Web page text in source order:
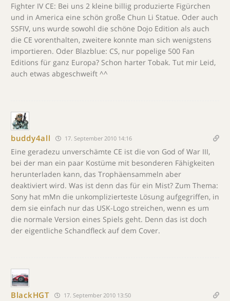
Fighter IV CE: Bei uns 2 kleine billig produzierte Figürchen
und in America eine schön große Chun Li Statue. Oder auch
SSFIV, uns wurde sowohl die schöne Dojo Edition als auch
die CE vorenthalten, zweitere konnte man sich wenigstens
importieren. Oder Blazblue: CS, nur popelige 500 Fan
Editions für ganz Europa? Schon harter Tobak. Tut mir Leid,
auch etwas abgeschweift ^^
buddy4all 17. September 2010 14:16
Eine geradezu unverschämte CE ist die von God of War III,
bei der man ein paar Kostüme mit besonderen Fähigkeiten
herunterladen kann, das Trophäensammeln aber
deaktiviert wird. Was ist denn das für ein Mist? Zum Thema:
Sony hat mMn die unkomplizierteste Lösung aufgegriffen, in
dem sie einfach nur das USK-Logo streichen, wenn es um
die normale Version eines Spiels geht. Denn das ist doch
der eigentliche Schandfleck auf dem Cover.
BlackHGT 17. September 2010 13:50